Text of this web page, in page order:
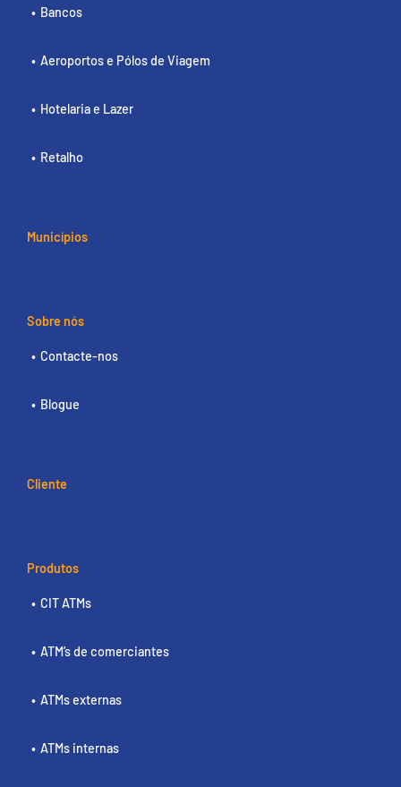
Bancos
Aeroportos e Pólos de Viagem
Hotelaria e Lazer
Retalho
Municípios
Sobre nós
Contacte-nos
Blogue
Cliente
Produtos
CIT ATMs
ATM’s de comerciantes
ATMs externas
ATMs internas